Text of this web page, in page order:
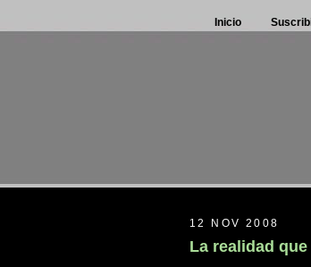
Inicio
12 NOV 2008
La realidad